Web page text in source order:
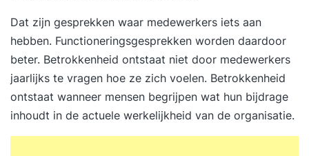
Dat zijn gesprekken waar medewerkers iets aan
hebben. Functioneringsgesprekken worden daardoor
beter. Betrokkenheid ontstaat niet door medewerkers
jaarlijks te vragen hoe ze zich voelen. Betrokkenheid
ontstaat wanneer mensen begrijpen wat hun bijdrage
inhoudt in de actuele werkelijkheid van de organisatie.